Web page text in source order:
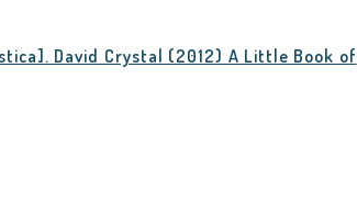
David Crystal (2012) A Little Book of